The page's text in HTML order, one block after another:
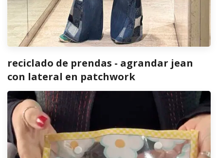
reciclado de prendas - agrandar jean
con lateral en patchwork